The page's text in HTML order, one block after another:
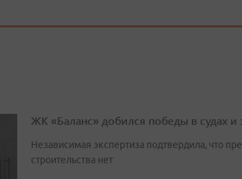
ЖК «Баланс» добился победы в судах и
Независимая экспертиза подтвердила, что
строительства нет